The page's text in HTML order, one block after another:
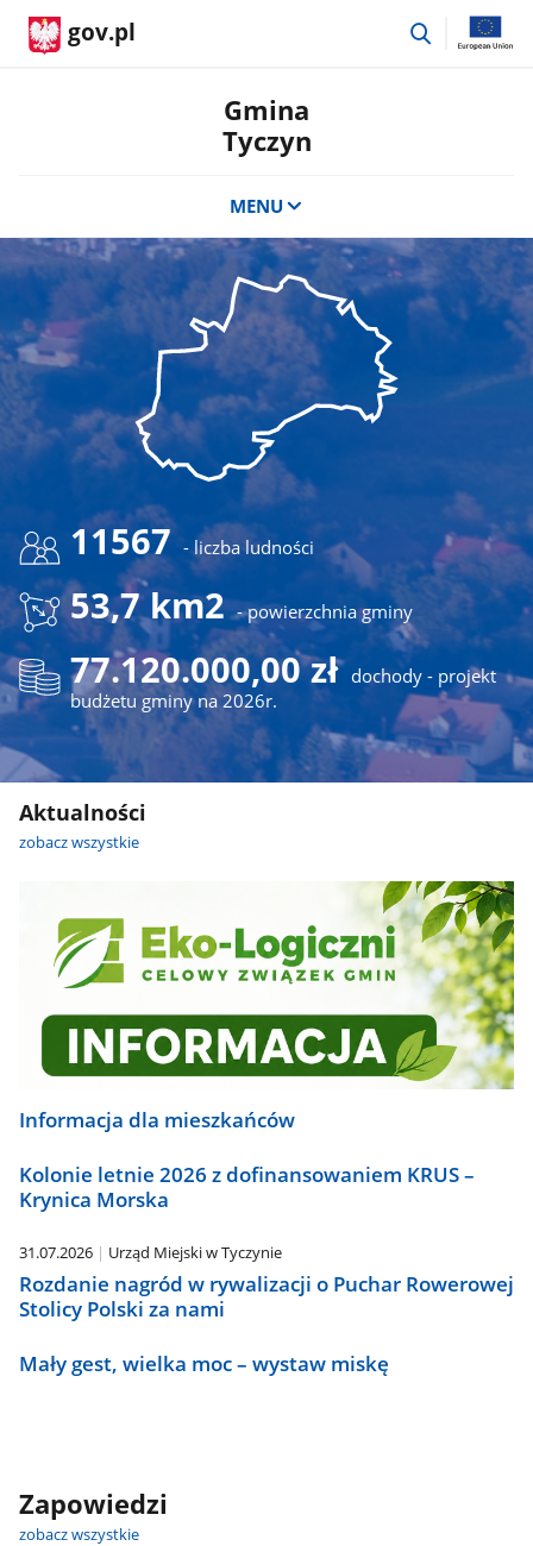
gov.pl
przejdź
Gmina
Tyczyn
MENU
11567 - liczba ludności
53,7 km2 - powierzchnia gminy
77.120.000,00 zł dochody - projekt
budżetu gminy na 2026r.
Aktualności
zobacz wszystkie
Informacja dla mieszkańców
Kolonie letnie 2026 z dofinansowaniem KRUS –
Krynica Morska
31.07.2026 Urząd Miejski w Tyczynie
Rozdanie nagród w rywalizacji o Puchar Rowerowej
Stolicy Polski za nami
Mały gest, wielka moc – wystaw miskę
Zapowiedzi
zobacz wszystkie